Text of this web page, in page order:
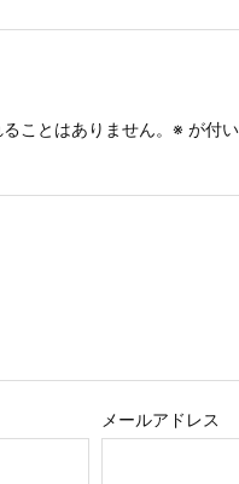
ことはありません。 ※ が付
メールアドレス